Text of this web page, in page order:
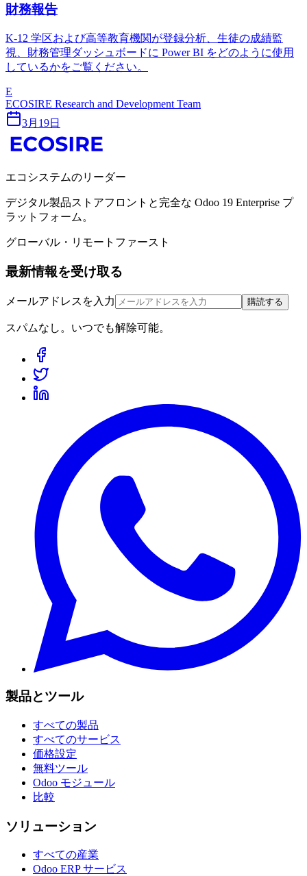
財務報告
K-12 学区および高等教育機関が登録分析、生徒の成績監
視、財務管理ダッシュボードに Power BI をどのように使用
しているかをご覧ください。
E
ECOSIRE Research and Development Team
3月19日
エコシステムのリーダー
デジタル製品ストアフロントと完全な Odoo 19 Enterprise プ
ラットフォーム。
グローバル・リモートファースト
最新情報を受け取る
メールアドレスを入力 購読する
スパムなし。いつでも解除可能。
製品とツール
すべての製品
すべてのサービス
価格設定
無料ツール
Odoo モジュール
比較
ソリューション
すべての産業
Odoo ERP サービス